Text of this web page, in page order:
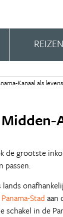
REIZEN
Kanaal als
de grootste
passen.
lands
Panama-Stad aan
in de